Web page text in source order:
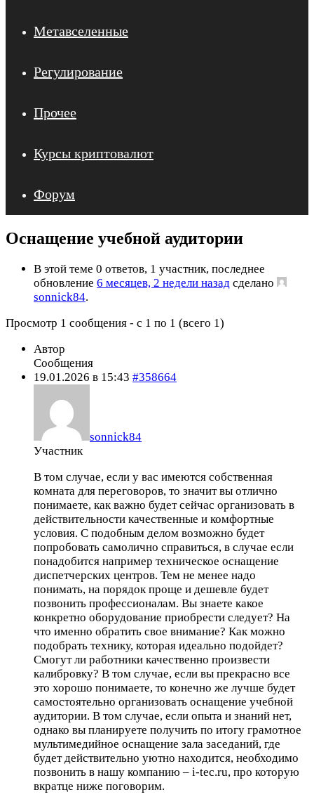
Метавселенные
Регулирование
Прочее
Курсы криптовалют
Форум
Оснащение учебной аудитории
В этой теме 0 ответов, 1 участник, последнее
обновление 6 месяцев, 2 недели назад сделано
sonnick84.
Просмотр 1 сообщения - с 1 по 1 (всего 1)
Автор
Сообщения
19.01.2026 в 15:43 #358664
sonnick84
Участник
В том случае, если у вас имеются собственная
комната для переговоров, то значит вы отлично
понимаете, как важно будет сейчас организовать в
действительности качественные и комфортные
условия. С подобным делом возможно будет
попробовать самолично справиться, в случае если
понадобится например техническое оснащение
диспетчерских центров. Тем не менее надо
понимать, на порядок проще и дешевле будет
позвонить профессионалам. Вы знаете какое
конкретно оборудование приобрести следует? На
что именно обратить свое внимание? Как можно
подобрать технику, которая идеально подойдет?
Смогут ли работники качественно произвести
калибровку? В том случае, если вы прекрасно все
это хорошо понимаете, то конечно же лучше будет
самостоятельно организовать оснащение учебной
аудитории. В том случае, если опыта и знаний нет,
однако вы планируете получить по итогу грамотное
мультимедийное оснащение зала заседаний, где
будет действительно уютно находится, необходимо
позвонить в нашу компанию – i-tec.ru, про которую
вкратце ниже поговорим.